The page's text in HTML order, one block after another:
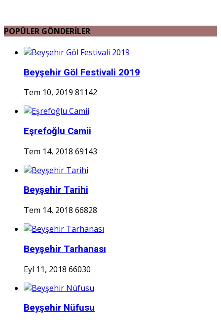
POPÜLER GÖNDERİLER
Beyşehir Göl Festivali 2019
Tem 10, 2019 81142
Eşrefoğlu Camii
Tem 14, 2018 69143
Beyşehir Tarihi
Tem 14, 2018 66828
Beyşehir Tarhanası
Eyl 11, 2018 66030
Beyşehir Nüfusu